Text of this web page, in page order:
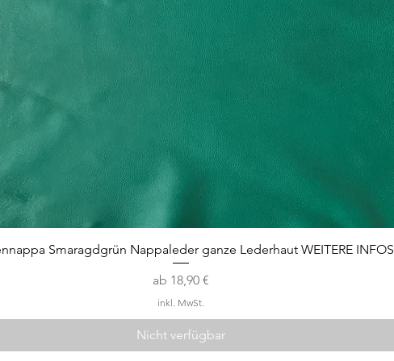
Schnellansicht
Smaragdgrün Nappaleder ganze Lederhaut WEITERE INFOS
ab 18,90 €
Sale-Preis
inkl. MwSt.
Nicht verfügbar